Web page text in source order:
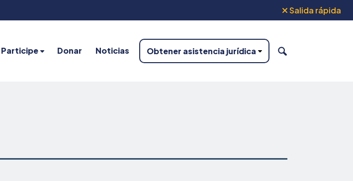
Salida rápida
Participe Donar Noticias Obtener asistencia jurídica BUSCAR